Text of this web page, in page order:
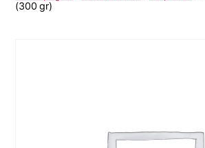
(300 gr)